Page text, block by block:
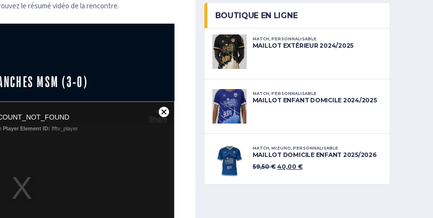
le résumé vidéo de la rencontre.
BOUTIQUE EN LIGNE
MATCH, PERSONNALISABLE
MAILLOT EXTÉRIEUR 2024/2025
MATCH, PERSONNALISABLE
MAILLOT ENFANT DOMICILE 2024/2025
MATCH, MIZUNO, PERSONNALISABLE
MAILLOT DOMICILE ENFANT 2025/2026
59,50€ 40,00 €